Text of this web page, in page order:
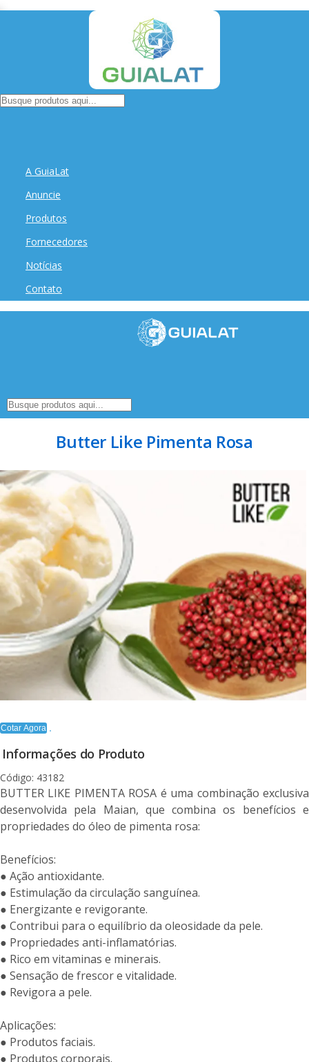
A GuiaLat
Anuncie
Produtos
Fornecedores
Notícias
Contato
Butter Like Pimenta Rosa
Cotar Agora
Informações do Produto
Código: 43182
BUTTER LIKE PIMENTA ROSA é uma combinação exclusiva
desenvolvida pela Maian, que combina os benefícios e
propriedades do óleo de pimenta rosa:
Benefícios:
● Ação antioxidante.
● Estimulação da circulação sanguínea.
● Energizante e revigorante.
● Contribui para o equilíbrio da oleosidade da pele.
● Propriedades anti-inflamatórias.
● Rico em vitaminas e minerais.
● Sensação de frescor e vitalidade.
● Revigora a pele.
Aplicações:
● Produtos faciais.
● Produtos corporais.